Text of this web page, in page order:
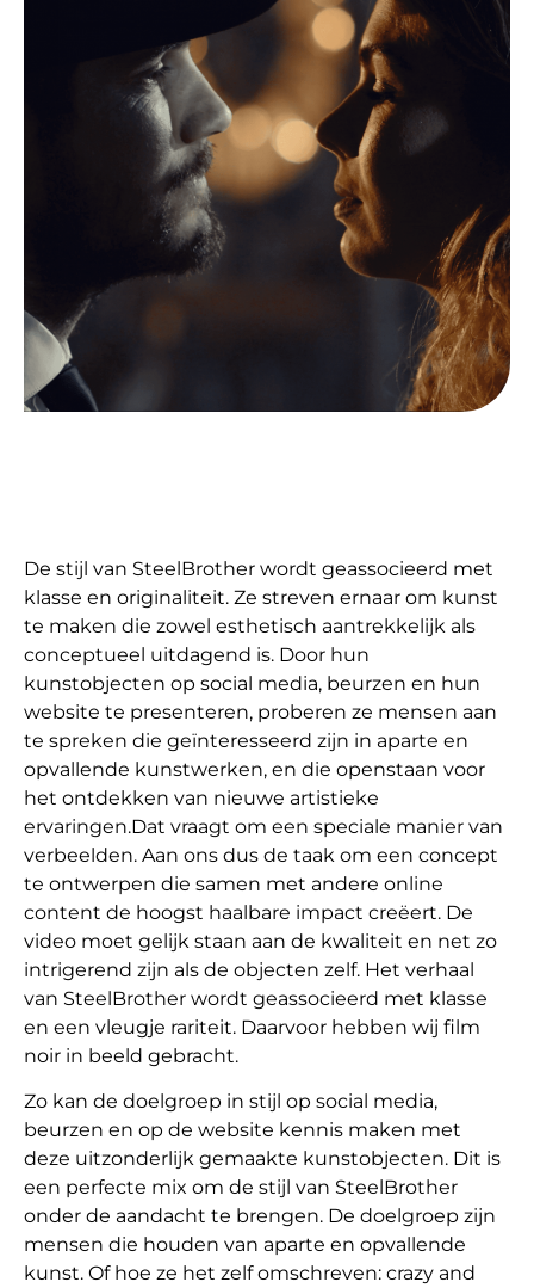
De stijl van SteelBrother wordt geassocieerd met
klasse en originaliteit. Ze streven ernaar om kunst
te maken die zowel esthetisch aantrekkelijk als
conceptueel uitdagend is. Door hun
kunstobjecten op social media, beurzen en hun
website te presenteren, proberen ze mensen aan
te spreken die geïnteresseerd zijn in aparte en
opvallende kunstwerken, en die openstaan voor
het ontdekken van nieuwe artistieke
ervaringen.Dat vraagt om een speciale manier van
verbeelden. Aan ons dus de taak om een concept
te ontwerpen die samen met andere online
content de hoogst haalbare impact creëert. De
video moet gelijk staan aan de kwaliteit en net zo
intrigerend zijn als de objecten zelf. Het verhaal
van SteelBrother wordt geassocieerd met klasse
en een vleugje rariteit. Daarvoor hebben wij film
noir in beeld gebracht.
Zo kan de doelgroep in stijl op social media,
beurzen en op de website kennis maken met
deze uitzonderlijk gemaakte kunstobjecten. Dit is
een perfecte mix om de stijl van SteelBrother
onder de aandacht te brengen. De doelgroep zijn
mensen die houden van aparte en opvallende
kunst. Of hoe ze het zelf omschreven: crazy and